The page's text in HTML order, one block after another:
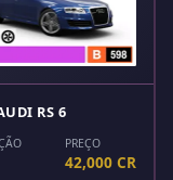
RS 6
PREÇO
42,000 CR